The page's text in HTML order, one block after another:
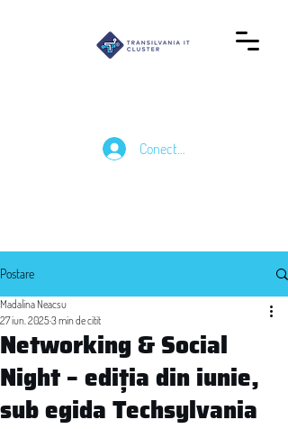
Conectează-te
Postare
Networking & Social
Night – ediția din iunie,
sub egida Techsylvania
Madalina Neacsu
27 iun. 20253 min de citit